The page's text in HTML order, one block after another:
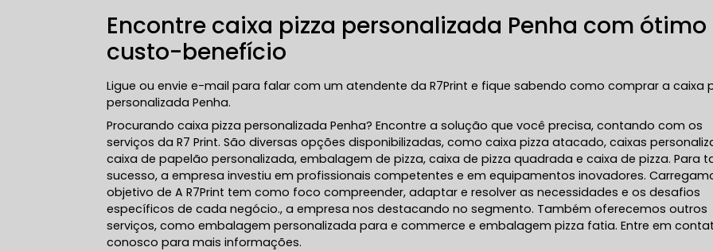
Encontre caixa pizza personalizada Penha com ótimo
custo-benefício
Ligue ou envie e-mail para falar com um atendente da R7Print e fique sabendo como comprar a caixa
personalizada Penha.
Procurando caixa pizza personalizada Penha? Encontre a solução que você precisa, contando com os
serviços da R7 Print. São diversas opções disponibilizadas, como caixa pizza atacado, caixas
caixa de papelão personalizada, embalagem de pizza, caixa de pizza quadrada e caixa de pizza. Para
sucesso, a empresa investiu em profissionais competentes e em equipamentos inovadores.
objetivo de A R7Print tem como foco compreender, adaptar e resolver as necessidades e os desafios
específicos de cada negócio., a empresa nos destacando no segmento. Também oferecemos outros
serviços, como embalagem personalizada para e commerce e embalagem pizza fatia. Entre em
conosco para mais informações.